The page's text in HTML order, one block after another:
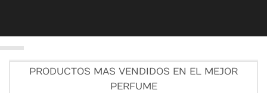
PRODUCTOS MAS VENDIDOS EN EL MEJOR
PERFUME